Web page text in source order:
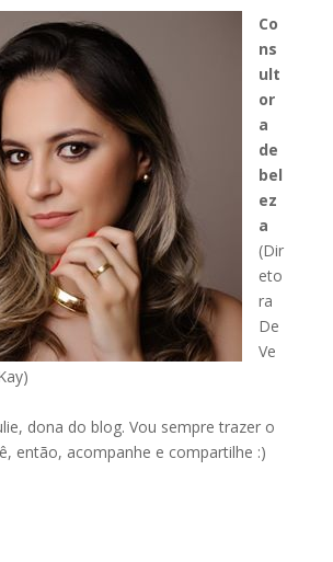
Co
ns
ult
or
a
de
bel
ez
a
(Dir
eto
ra
De
Ve
dona do blog. Vou sempre trazer o
então, acompanhe e compartilhe :)